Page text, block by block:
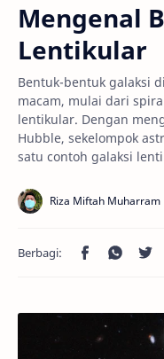
Mengenal
Lentikular
Bentuk-bentuk galaksi
macam, mulai dari
lentikular. Dengan
Hubble, sekelompok
satu contoh galaksi